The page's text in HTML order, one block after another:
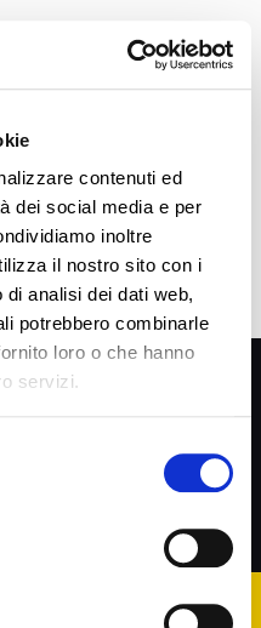
contenuti ed
dei social media e per
inoltre
il nostro sito con i
analisi dei dati web,
potrebbero combinarle
loro o che hanno
servizi.
– risvolti giuridici
categoria denominata “Dark net” è, per
Read more